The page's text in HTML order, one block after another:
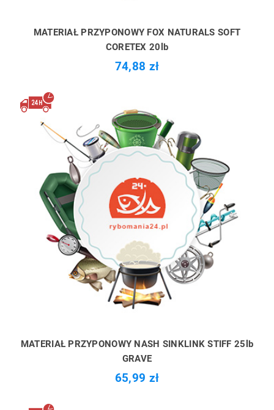
MATERIAŁ PRZYPONOWY FOX NATURALS SOFT
CORETEX 20lb
74,88 zł
MATERIAŁ PRZYPONOWY NASH SINKLINK STIFF 25lb
GRAVE
65,99 zł